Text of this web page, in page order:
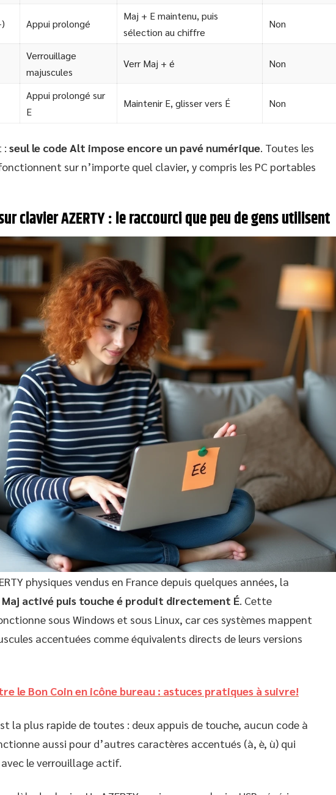
Appui prolongé
Maj + E maintenu, puis
sélection au chiffre
Non
Verrouillage
majuscules
Verr Maj + é Non
Appui prolongé sur
E
Maintenir E, glisser vers É Non
: seul le code Alt impose encore un pavé numérique. Toutes les
sur n’importe quel clavier, y compris les PC portables
clavier AZERTY : le raccourci que peu de gens utilisent
physiques vendus en France depuis quelques années, la
activé puis touche é produit directement É. Cette
sous Windows et sous Linux, car ces systèmes mappent
accentuées comme équivalents directs de leurs versions
le Bon Coin en icône bureau : astuces pratiques à suivre!
la plus rapide de toutes : deux appuis de touche, aucun code à
aussi pour d’autres caractères accentués (à, è, ù) qui
avec le verrouillage actif.